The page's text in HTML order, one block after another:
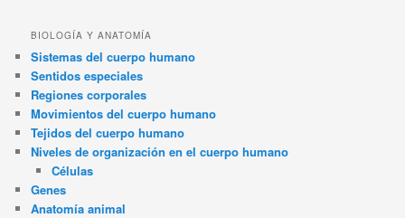
BIOLOGÍA Y ANATOMÍA
Sistemas del cuerpo humano
Sentidos especiales
Regiones corporales
Movimientos del cuerpo humano
Tejidos del cuerpo humano
Niveles de organización en el cuerpo humano
Células
Genes
Anatomía animal